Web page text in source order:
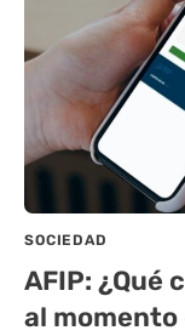
SOCIEDAD
AFIP: ¿Qué
al